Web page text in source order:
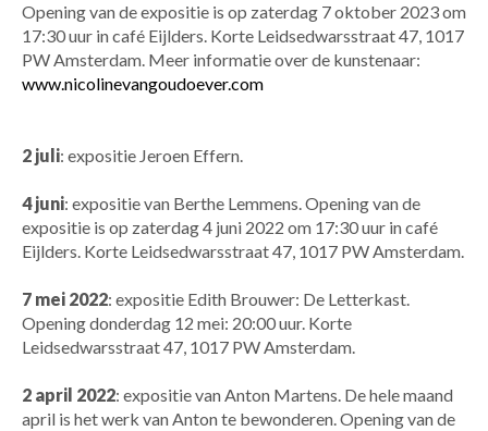
Opening van de expositie is op zaterdag 7 oktober 2023 om
17:30 uur in café Eijlders. Korte Leidsedwarsstraat 47, 1017
PW Amsterdam. Meer informatie over de kunstenaar:
www.nicolinevangoudoever.com
2 juli: expositie Jeroen Effern.
4 juni: expositie van Berthe Lemmens. Opening van de
expositie is op zaterdag 4 juni 2022 om 17:30 uur in café
Eijlders. Korte Leidsedwarsstraat 47, 1017 PW Amsterdam.
7 mei 2022: expositie Edith Brouwer: De Letterkast.
Opening donderdag 12 mei: 20:00 uur. Korte
Leidsedwarsstraat 47, 1017 PW Amsterdam.
2 april 2022: expositie van Anton Martens. De hele maand
april is het werk van Anton te bewonderen.Opening van de